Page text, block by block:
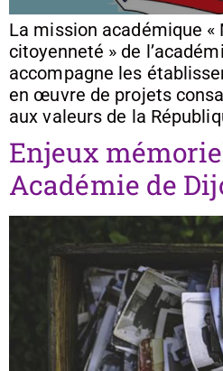
La mission académique «
citoyenneté » de
accompagne les
en œuvre de projets
aux valeurs de la
Enjeux
Académie de